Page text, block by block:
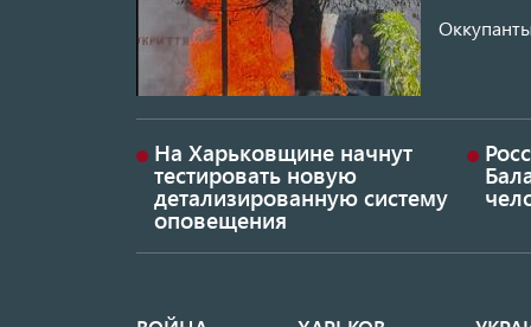
На Харьковщине начнут
тестировать новую
детализированную систему
оповещения